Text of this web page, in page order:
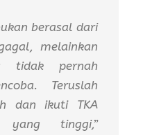
berasal dari
melainkan
tidak pernah
Teruslah
dan ikuti TKA
yang tinggi,”